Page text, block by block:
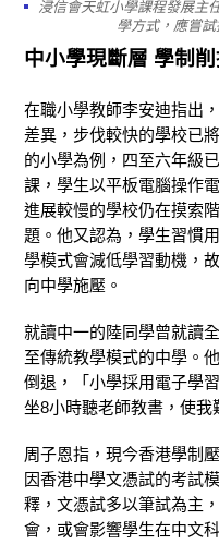
浸信會天虹小學課程發展主
學方式，應嘗
中小學現斷層 學制
在職小學教師李安迪指出
差異，步伐較快的學校已
的小學為例，四至六年級
課，學生以平板電腦操作
進展較慢的學校仍在摸索
題。他又認為，學生習慣
學模式會減低學習動機，
向中學施壓。
就讀中一的陸同學曾就讀
至傳統教學模式的中學。
倒退，「小學採用電子學
坐8小時聽老師教書，使我
周子恩指，現今香港學制
因香港中學文憑試的考試
釋，文憑試多以筆試為主
會，或會影響學生在中文